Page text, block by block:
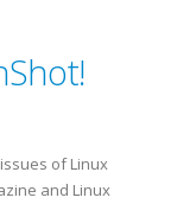
of Linux
and Linux